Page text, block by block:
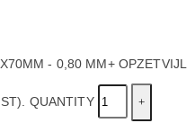
- 0,80 MM+ OPZETVIJL
QUANTITY